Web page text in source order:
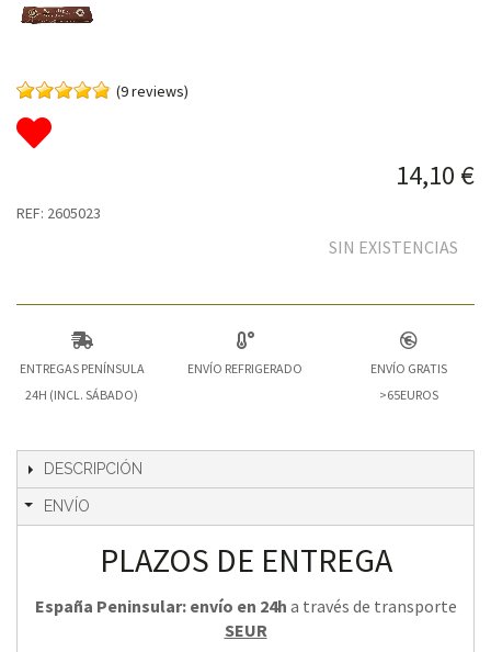
(9 reviews)
14,10 €
REF: 2605023
SIN EXISTENCIAS
ENTREGAS PENÍNSULA
24H (INCL. SÁBADO)
ENVÍO REFRIGERADO
ENVÍO GRATIS
>65EUROS
DESCRIPCIÓN
ENVÍO
PLAZOS DE ENTREGA
España Peninsular: envío en 24h a través de transporte
SEUR